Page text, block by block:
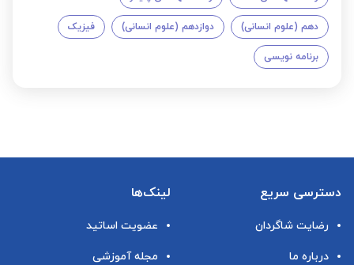
دهم (علوم انسانی) دوازدهم (علوم انسانی) فیزیک
برنامه نویسی
دسترسی سریع
رضایت شاگردان
درباره ما
لینک‌ها
عضویت اساتید
مجله آموزشی